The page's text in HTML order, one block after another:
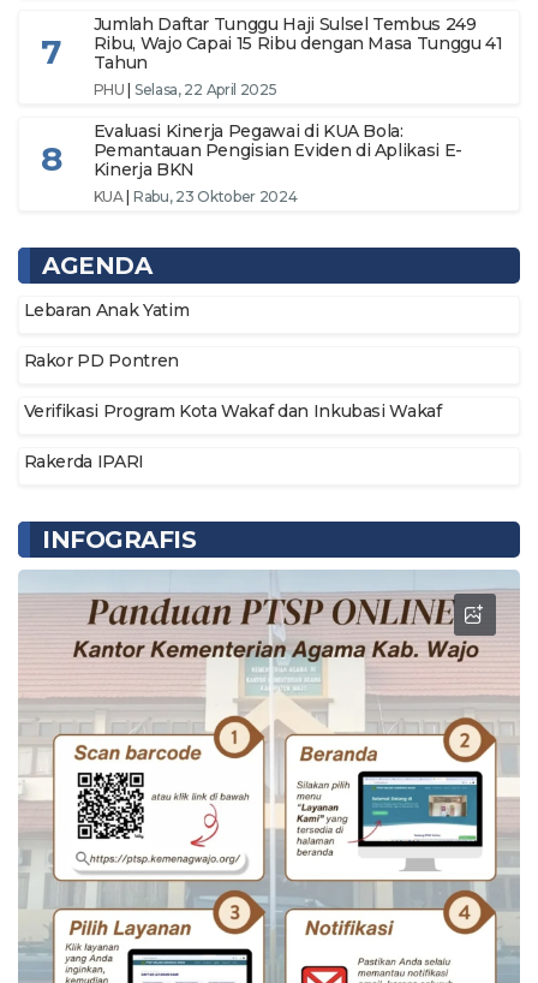
7
Jumlah Daftar Tunggu Haji Sulsel Tembus 249
Ribu, Wajo Capai 15 Ribu dengan Masa Tunggu 41
Tahun
PHU Selasa, 22 April 2025
8
Evaluasi Kinerja Pegawai di KUA Bola:
Pemantauan Pengisian Eviden di Aplikasi E-
Kinerja BKN
KUA Rabu, 23 Oktober 2024
AGENDA
Lebaran Anak Yatim
Rakor PD Pontren
Verifikasi Program Kota Wakaf dan Inkubasi Wakaf
Rakerda IPARI
INFOGRAFIS